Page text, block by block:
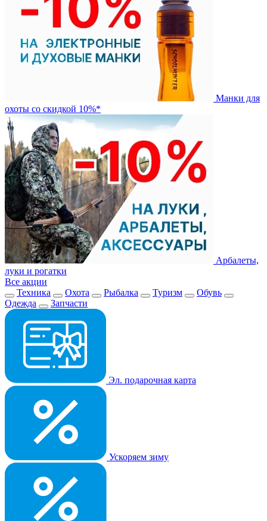
Манки для
охоты со скидкой 10%*
Арбалеты,
луки и рогатки
Все акции
Техника
Охота Рыбалка Туризм
Обувь
Одежда
Запчасти
Эл. подарочная карта
Ускоряем зиму